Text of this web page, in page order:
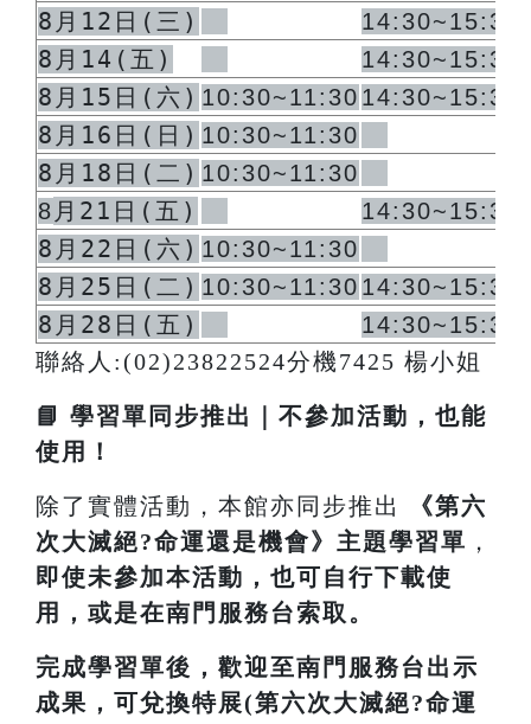
8月12日(三) 14:30~15:30
8月14(五) 14:30~15:30
8月15日(六) 10:30~11:30 14:30~15:30
8月16日(日) 10:30~11:30
8月18日(二) 10:30~11:30
8 月21日(五) 14:30~15:30
8月22日(六) 10:30~11:30
8月25日(二) 10:30~11:30 14:30~15:30
8月28日(五)
14:30~15:30
聯絡人:(02)23822524分機7425 楊小姐
📘 學習單同步推出｜不參加活動，也能
使用！
除了實體活動，本館亦同步推出 《第六
次大滅絕?命運還是機會》主題學習單 ，
即使未參加本活動，也可自行下載使
用，或是在南門服務台索取。
完成學習單後，歡迎至南門服務台出示
成果，可兌換特展(第六次大滅絕?命運